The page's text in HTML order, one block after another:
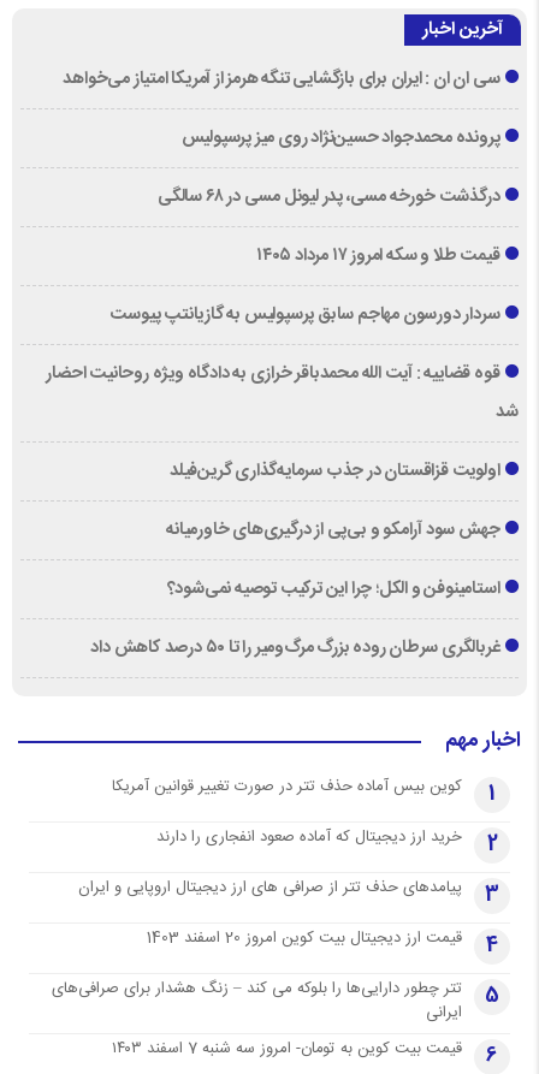
آخرین اخبار
سی ان ان : ایران برای بازگشایی تنگه هرمز از آمریکا امتیاز می‌خواهد
پرونده محمدجواد حسین‌نژاد روی میز پرسپولیس
درگذشت خورخه مسی، پدر لیونل مسی در ۶۸ سالگی
قیمت طلا و سکه امروز ۱۷ مرداد ۱۴۰۵
سردار دورسون مهاجم سابق پرسپولیس به گازیانتپ پیوست
قوه قضاییه : آیت الله محمدباقر خرازی به دادگاه ویژه روحانیت احضار
شد
اولویت قزاقستان در جذب سرمایه‌گذاری گرین‌فیلد
جهش سود آرامکو و بی‌پی از درگیری‌های خاورمیانه
استامینوفن و الکل؛ چرا این ترکیب توصیه نمی‌شود؟
غربالگری سرطان روده بزرگ مرگ‌ومیر را تا ۵۰ درصد کاهش داد
اخبار مهم
1 کوین بیس آماده حذف تتر در صورت تغییر قوانین آمریکا
2 خرید ارز دیجیتال که آماده صعود انفجاری را دارند
3 پیامدهای حذف تتر از صرافی های ارز دیجیتال اروپایی و ایران
4 قیمت ارز دیجیتال بیت کوین امروز 20 اسفند 1403
5
تتر چطور دارایی‌ها را بلوکه می کند – زنگ هشدار برای صرافی‌های
ایرانی
6 قیمت بیت کوین به تومان- امروز سه شنبه 7 اسفند ۱۴۰۳